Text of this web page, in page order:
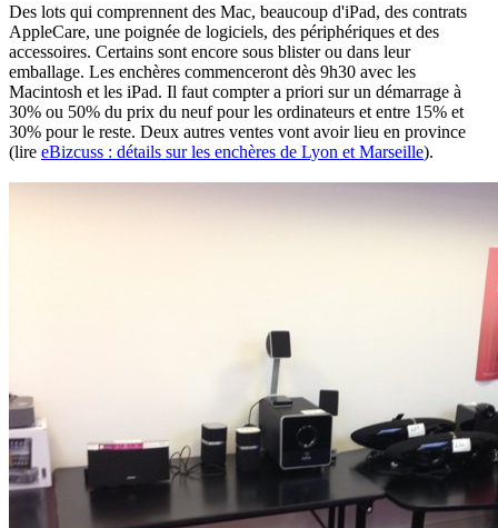
Des lots qui comprennent des Mac, beaucoup d'iPad, des contrats
AppleCare, une poignée de logiciels, des périphériques et des
accessoires. Certains sont encore sous blister ou dans leur
emballage. Les enchères commenceront dès 9h30 avec les
Macintosh et les iPad. Il faut compter a priori sur un démarrage à
30% ou 50% du prix du neuf pour les ordinateurs et entre 15% et
30% pour le reste. Deux autres ventes vont avoir lieu en province
(lire eBizcuss : détails sur les enchères de Lyon et Marseille).